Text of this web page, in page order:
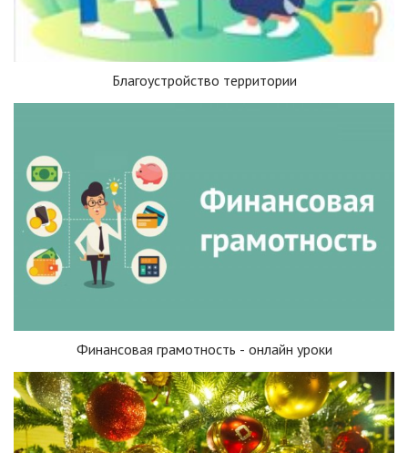
Благоустройство территории
Финансовая грамотность - онлайн уроки